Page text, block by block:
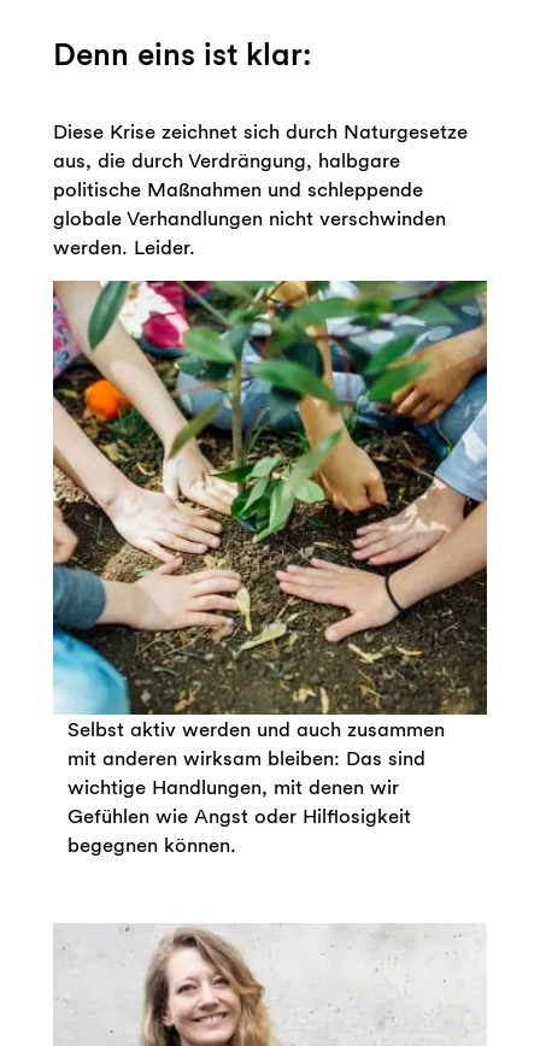
Denn eins ist klar:
Diese Krise zeichnet sich durch Naturgesetze
aus, die durch Verdrängung, halbgare
politische Maßnahmen und schleppende
globale Verhandlungen nicht verschwinden
werden. Leider.
Selbst aktiv werden und auch zusammen
mit anderen wirksam bleiben: Das sind
wichtige Handlungen, mit denen wir
Gefühlen wie Angst oder Hilflosigkeit
begegnen können.